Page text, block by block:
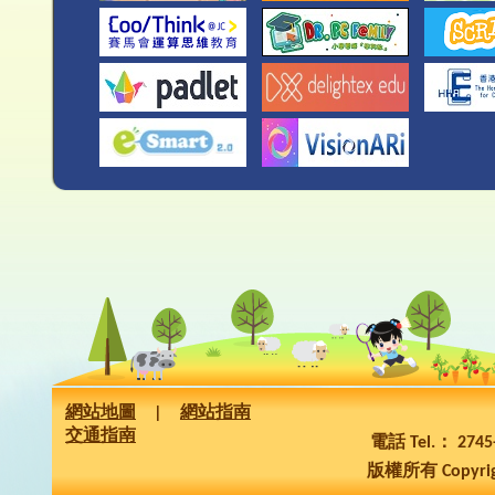
網站地圖
網站指南
交通指南
電話 Tel.：
版權所有